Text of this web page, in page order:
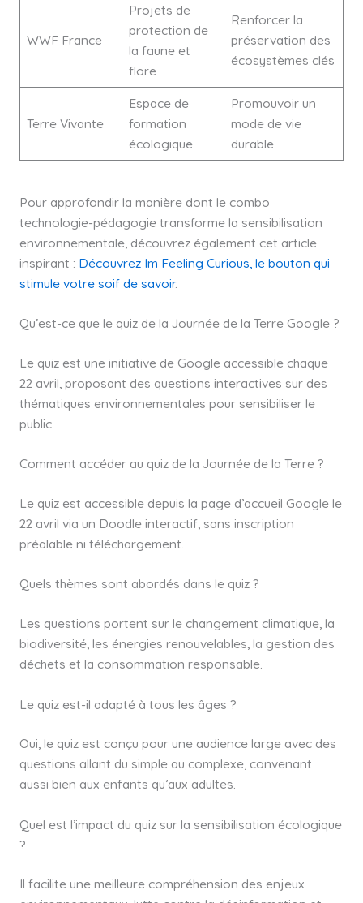
WWF France
Projets de
protection de
la faune et
flore
Renforcer la
préservation des
écosystèmes clés
Terre Vivante
Espace de
formation
écologique
Promouvoir un
mode de vie
durable
Pour approfondir la manière dont le combo
technologie-pédagogie transforme la sensibilisation
environnementale, découvrez également cet article
inspirant : Découvrez Im Feeling Curious, le bouton qui
stimule votre soif de savoir.
Qu’est-ce que le quiz de la Journée de la Terre Google ?
Le quiz est une initiative de Google accessible chaque
22 avril, proposant des questions interactives sur des
thématiques environnementales pour sensibiliser le
public.
Comment accéder au quiz de la Journée de la Terre ?
Le quiz est accessible depuis la page d’accueil Google le
22 avril via un Doodle interactif, sans inscription
préalable ni téléchargement.
Quels thèmes sont abordés dans le quiz ?
Les questions portent sur le changement climatique, la
biodiversité, les énergies renouvelables, la gestion des
déchets et la consommation responsable.
Le quiz est-il adapté à tous les âges ?
Oui, le quiz est conçu pour une audience large avec des
questions allant du simple au complexe, convenant
aussi bien aux enfants qu’aux adultes.
Quel est l’impact du quiz sur la sensibilisation écologique
?
Il facilite une meilleure compréhension des enjeux